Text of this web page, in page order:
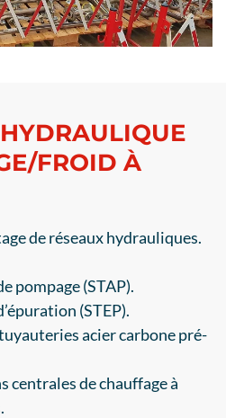
FROID À
de réseaux hydrauliques.
pompage (STAP).
(STEP).
acier carbone pré-
centrales de chauffage à